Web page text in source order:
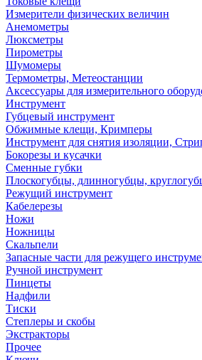
Измерители физических величин
Анемометры
Люксметры
Пирометры
Шумомеры
Термометры, Метеостанции
Аксессуары для измерительного
Инструмент
Губцевый инструмент
Обжимные клещи, Кримперы
Инструмент для снятия изоляции,
Бокорезы и кусачки
Сменные губки
Плоскогубцы, длинногубцы,
Режущий инструмент
Кабелерезы
Ножи
Ножницы
Скальпели
Запасные части для режущего
Ручной инструмент
Пинцеты
Надфили
Тиски
Степлеры и скобы
Экстракторы
Прочее